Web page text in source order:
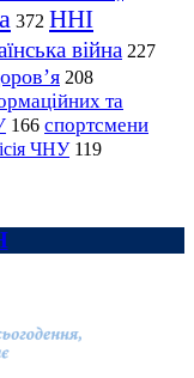
372 ННІ
війна 227
208
та
166 спортсмени
ЧНУ 119